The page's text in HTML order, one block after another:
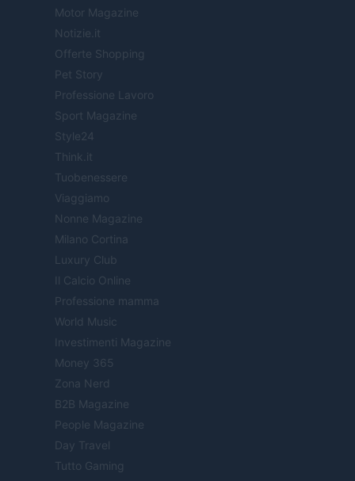
Motor Magazine
Notizie.it
Offerte Shopping
Pet Story
Professione Lavoro
Sport Magazine
Style24
Think.it
Tuobenessere
Viaggiamo
Nonne Magazine
Milano Cortina
Luxury Club
Il Calcio Online
Professione mamma
World Music
Investimenti Magazine
Money 365
Zona Nerd
B2B Magazine
People Magazine
Day Travel
Tutto Gaming